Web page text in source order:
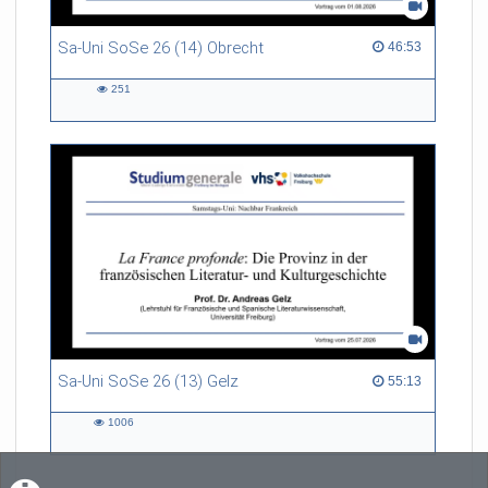
Sa-Uni SoSe 26 (14) Obrecht 46:53
46:53 duration
251
Sa-Uni SoSe 26 (13) Gelz 55:13
55:13 duration
1006